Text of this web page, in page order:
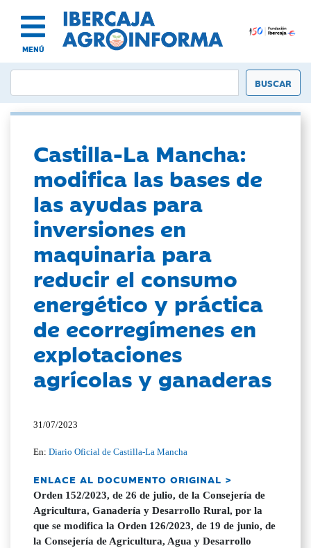
MENÚ
Castilla-La Mancha:
modifica las bases de
las ayudas para
inversiones en
maquinaria para
reducir el consumo
energético y práctica
de ecorregímenes en
explotaciones
agrícolas y ganaderas
31/07/2023
En:Diario Oficial de Castilla-La Mancha
ENLACE AL DOCUMENTO ORIGINAL >
Orden 152/2023, de 26 de julio, de la Consejería de
Agricultura, Ganadería y Desarrollo Rural, por la
que se modifica la Orden 126/2023, de 19 de junio, de
la Consejería de Agricultura, Agua y Desarrollo